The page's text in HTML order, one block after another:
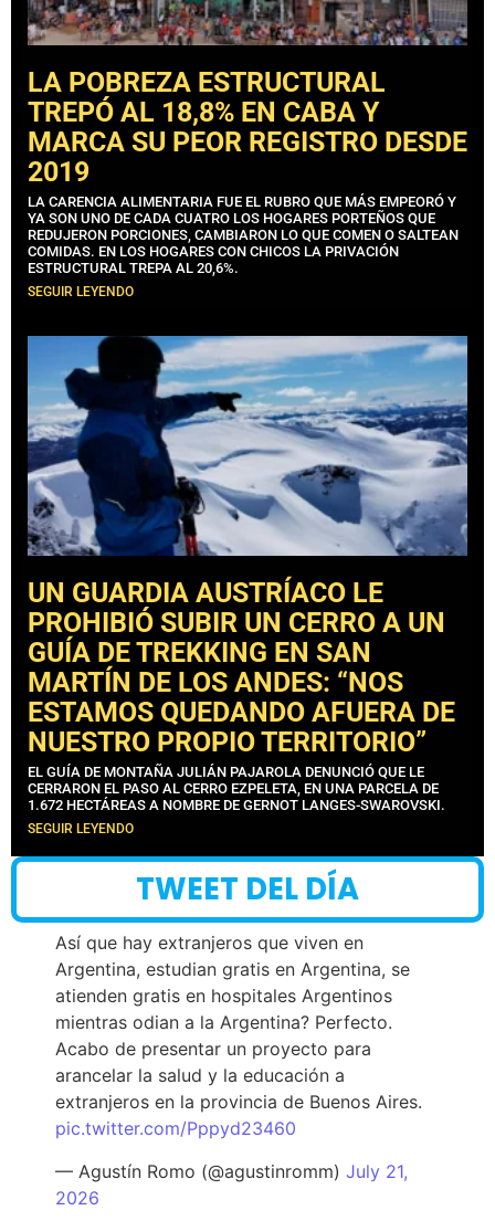
LA POBREZA ESTRUCTURAL
TREPÓ AL 18,8% EN CABA Y
MARCA SU PEOR REGISTRO DESDE
2019
LA CARENCIA ALIMENTARIA FUE EL RUBRO QUE MÁS EMPEORÓ Y
YA SON UNO DE CADA CUATRO LOS HOGARES PORTEÑOS QUE
REDUJERON PORCIONES, CAMBIARON LO QUE COMEN O SALTEAN
COMIDAS. EN LOS HOGARES CON CHICOS LA PRIVACIÓN
ESTRUCTURAL TREPA AL 20,6%.
SEGUIR LEYENDO
UN GUARDIA AUSTRÍACO LE
PROHIBIÓ SUBIR UN CERRO A UN
GUÍA DE TREKKING EN SAN
MARTÍN DE LOS ANDES: “NOS
ESTAMOS QUEDANDO AFUERA DE
NUESTRO PROPIO TERRITORIO”
EL GUÍA DE MONTAÑA JULIÁN PAJAROLA DENUNCIÓ QUE LE
CERRARON EL PASO AL CERRO EZPELETA, EN UNA PARCELA DE
1.672 HECTÁREAS A NOMBRE DE GERNOT LANGES-SWAROVSKI.
SEGUIR LEYENDO
TWEET DEL DÍA
Así que hay extranjeros que viven en
Argentina, estudian gratis en Argentina, se
atienden gratis en hospitales Argentinos
mientras odian a la Argentina? Perfecto.
Acabo de presentar un proyecto para
arancelar la salud y la educación a
extranjeros en la provincia de Buenos Aires.
pic.twitter.com/Pppyd23460
— Agustín Romo (@agustinromm) July 21,
2026